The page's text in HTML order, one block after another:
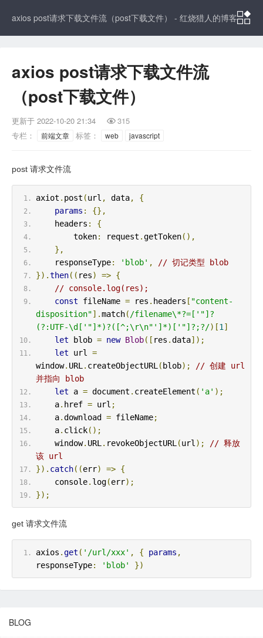
axios post请求下载文件流（post下载文件） - 红烧猎人的博客
axios post请求下载文件流
（post下载文件）
更新于 2022-10-20 21:34  315
专栏：
前端文章 标签： web javascript
post 请求文件流
axiot . post (url , data,
{
params :
{},
    headers
:
{
        token
: request .getToken(),
},
    responseType
: 'blob' ,
// 切记类型 blob
}).then(( res) => {
// console.log(res);
const fileName = res . headers [ "content-
disposition"].match( /filename\*?=['"]?
(?:UTF-\d['"]*)?([^;\r\n"']*)['"]?;?/)[1 ]
let blob = new Blob([ res .data]);
let url =
window. URL . createObjectURL ( blob);
// 创建 url
并指向 blob
let a = document . createElement ( 'a' );
    a
. href = url ;
    a
.download = fileName;
    a
. click();
    window
. URL . revokeObjectURL (url );
// 释放
该 url
}). catch((err) => {
    console
. log(err);
});
get 请求文件流
axios .get ( '/url/xxx' , { params ,
responseType: 'blob' })
BLOG